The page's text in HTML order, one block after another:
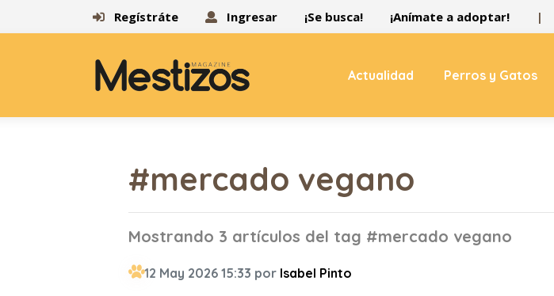
Regístráte Ingresar ¡Se busca! ¡Anímate a adoptar! |
Actualidad Perros y Gatos
#mercado vegano
Mostrando 3 artículos del tag #mercado vegano
12 May 2026 15:33 por Isabel Pinto